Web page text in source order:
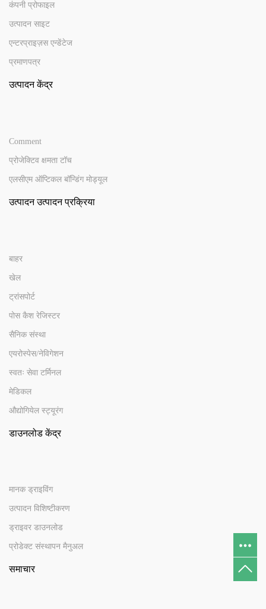
कंपनी प्रोफाइल
उत्पादन साइट
एन्टरप्राइज़स एन्डेंटेज
प्रमाणपत्र
उत्पादन केंद्र
Comment
प्रोजेक्टिव क्षमता टॉच
एलसीएम ऑप्टिकल बॉन्डिंग मोड्यूल
उत्पादन उत्पादन प्रक्रिया
बाहर
खेल
ट्रांसपोर्ट
पोस कैश रेजिस्टर
सैनिक संस्था
एयरोस्पेस/नेविगेशन
स्वतः सेवा टर्मिनल
मेडिकल
औद्योगियेल स्ट्यूरंग
डाउनलोड केंद्र
मानक ड्राइविंग
उत्पादन विशिष्टीकरण
ड्राइवर डाउनलोड
प्रोडेक्ट संस्थापन मैनुअल
समाचार